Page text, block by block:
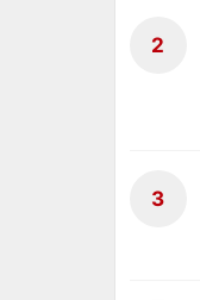
2
3